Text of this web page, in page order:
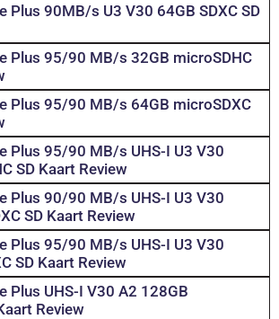
Plus 90MB/s U3 V30 64GB SDXC SD
Plus 95/90 MB/s 32GB microSDHC
Plus 95/90 MB/s 64GB microSDXC
Plus 95/90 MB/s UHS-I U3 V30
SD Kaart Review
Plus 90/90 MB/s UHS-I U3 V30
SD Kaart Review
Plus 95/90 MB/s UHS-I U3 V30
SD Kaart Review
Plus UHS-I V30 A2 128GB
Review